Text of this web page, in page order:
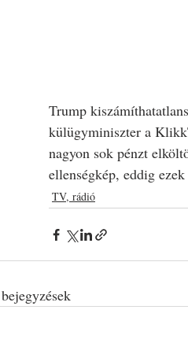
Trump
külügyminiszter a
nagyon sok pénzt
ellenségkép, eddig
TV, rádió